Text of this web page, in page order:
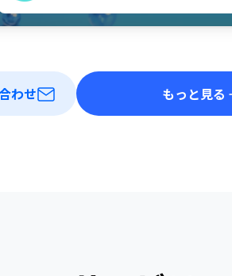
わせ もっと見る